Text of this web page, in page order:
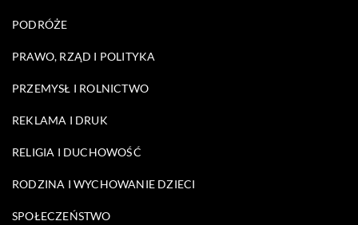
PODRÓŻE
PRAWO, RZĄD I POLITYKA
PRZEMYSŁ I ROLNICTWO
REKLAMA I DRUK
RELIGIA I DUCHOWOŚĆ
RODZINA I WYCHOWANIE DZIECI
SPOŁECZEŃSTWO